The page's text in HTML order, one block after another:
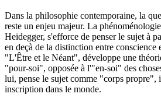
Dans la philosophie contemporaine, la
reste un enjeu majeur. La
Heidegger, s'efforce de penser le sujet à
en deçà de la distinction entre conscience
"L'Être et le Néant", développe une
"pour-soi", opposée à l'"en-soi" des
lui, pense le sujet comme "corps propre",
inscription dans le monde.